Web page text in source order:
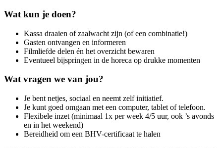
Wat kun je doen?
Kassa draaien of zaalwacht zijn (of een combinatie!)
Gasten ontvangen en informeren
Filmliefde delen én het overzicht bewaren
Eventueel bijspringen in de horeca op drukke momenten
Wat vragen we van jou?
Je bent netjes, sociaal en neemt zelf initiatief.
Je kunt goed omgaan met een computer, tablet of telefoon.
Flexibele inzet (minimaal 1x per week 4/5 uur, ook ’s avonds
en in het weekend)
Bereidheid om een BHV-certificaat te halen